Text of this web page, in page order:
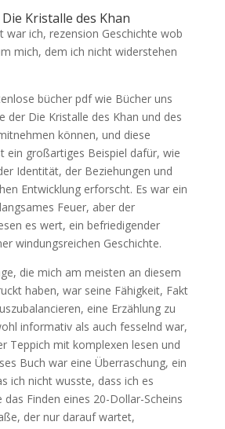
Kristalle des Khan
war ich, rezension Geschichte wob
mich, dem ich nicht widerstehen
bücher pdf wie Bücher uns
der Die Kristalle des Khan und des
können, und diese
ein großartiges Beispiel dafür, wie
Identität, der Beziehungen und
Entwicklung erforscht. Es war ein
Feuer, aber der
es wert, ein befriedigender
windungsreichen Geschichte.
die mich am meisten an diesem
haben, war seine Fähigkeit, Fakt
eine Erzählung zu
informativ als auch fesselnd war,
Teppich mit komplexen lesen und
Buch war eine Überraschung, ein
ich nicht wusste, dass ich es
das Finden eines 20-Dollar-Scheins
der nur darauf wartet,